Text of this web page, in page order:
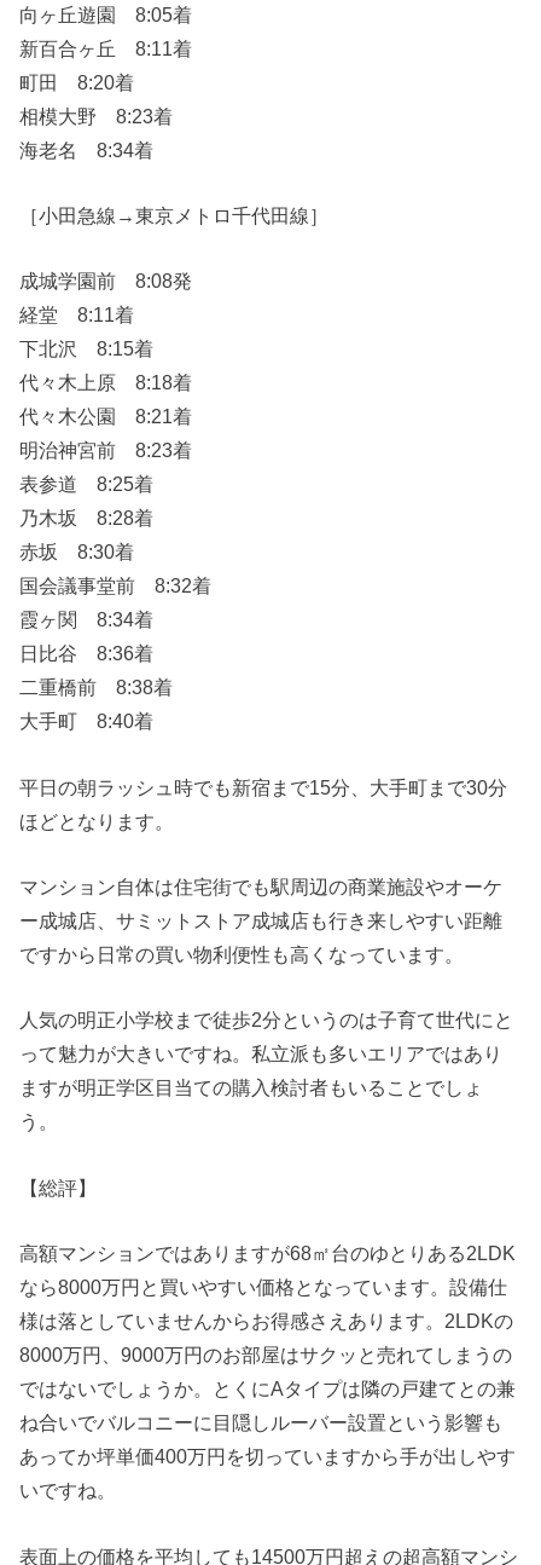
向ヶ丘遊園 8:05着
新百合ヶ丘 8:11着
町田 8:20着
相模大野 8:23着
海老名 8:34着
［小田急線→東京メトロ千代田線］
成城学園前 8:08発
経堂 8:11着
下北沢 8:15着
代々木上原 8:18着
代々木公園 8:21着
明治神宮前 8:23着
表参道 8:25着
乃木坂 8:28着
赤坂 8:30着
国会議事堂前 8:32着
霞ヶ関 8:34着
日比谷 8:36着
二重橋前 8:38着
大手町 8:40着
平日の朝ラッシュ時でも新宿まで15分、大手町まで30分
ほどとなります。
マンション自体は住宅街でも駅周辺の商業施設やオーケ
ー成城店、サミットストア成城店も行き来しやすい距離
ですから日常の買い物利便性も高くなっています。
人気の明正小学校まで徒歩2分というのは子育て世代にと
って魅力が大きいですね。私立派も多いエリアではあり
ますが明正学区目当ての購入検討者もいることでしょ
う。
【総評】
高額マンションではありますが68㎡台のゆとりある2LDK
なら8000万円と買いやすい価格となっています。設備仕
様は落としていませんからお得感さえあります。2LDKの
8000万円、9000万円のお部屋はサクッと売れてしまうの
ではないでしょうか。とくにAタイプは隣の戸建てとの兼
ね合いでバルコニーに目隠しルーバー設置という影響も
あってか坪単価400万円を切っていますから手が出しやす
いですね。
表面上の価格を平均しても14500万円超えの超高額マンシ